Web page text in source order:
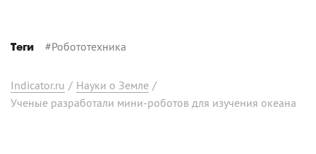
Теги #Робототехника
Indicator.ru / Науки о Земле /
Ученые разработали мини-роботов для изучения океана